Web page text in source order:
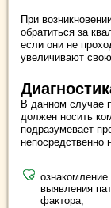
При
обратиться за
если они не
увеличивают
В данном случае
должен носить
подразумевает
непосредственно
выявления
фактора;